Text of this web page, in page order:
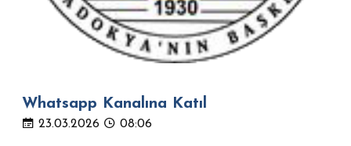
Whatsapp Kanalına Katıl
23.03.2026 08:06